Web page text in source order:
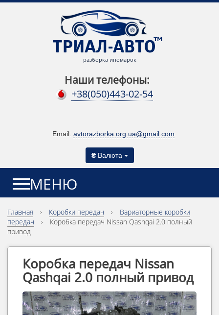
разборка иномарок
Наши телефоны:
+38(050)443-02-54
Email: avtorazborka.org.ua@gmail.com
₴ Валюта
МЕНЮ
Главная › Коробки передач ›
Вариаторные коробки
передач
›
Коробка передач Nissan Qashqai 2.0 полный
привод
Коробка передач Nissan
Qashqai 2.0 полный привод